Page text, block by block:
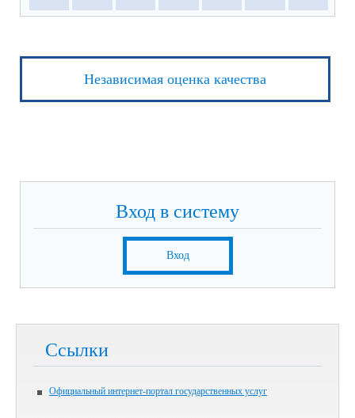
Независимая оценка качества
Вход в систему
Вход
Ссылки
Официальный интернет-портал государственных услуг